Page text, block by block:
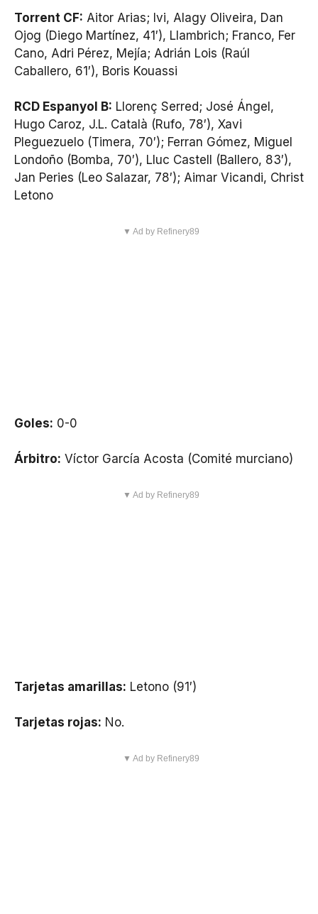
Torrent CF: Aitor Arias; Ivi, Alagy Oliveira, Dan
Ojog (Diego Martínez, 41′), Llambrich; Franco, Fer
Cano, Adri Pérez, Mejía; Adrián Lois (Raúl
Caballero, 61′), Boris Kouassi
RCD Espanyol B: Llorenç Serred; José Ángel,
Hugo Caroz, J.L. Català (Rufo, 78′), Xavi
Pleguezuelo (Timera, 70′); Ferran Gómez, Miguel
Londoño (Bomba, 70′), Lluc Castell (Ballero, 83′),
Jan Peries (Leo Salazar, 78′); Aimar Vicandi, Christ
Letono
▼ Ad by Refinery89
Goles: 0-0
Árbitro: Víctor García Acosta (Comité murciano)
▼ Ad by Refinery89
Tarjetas amarillas: Letono (91′)
Tarjetas rojas: No.
▼ Ad by Refinery89